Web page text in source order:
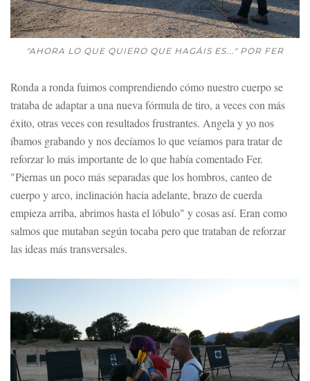
"AHORA LO QUE QUIERO QUE HAGÁIS ES..." POR FER
Ronda a ronda fuimos comprendiendo cómo nuestro cuerpo se
trataba de adaptar a una nueva fórmula de tiro, a veces con más
éxito, otras veces con resultados frustrantes. Angela y yo nos
íbamos grabando y nos decíamos lo que veíamos para tratar de
reforzar lo más importante de lo que había comentado Fer.
"Piernas un poco más separadas que los hombros, canteo de
cuerpo y arco, inclinación hacia adelante, brazo de cuerda
empieza arriba, abrimos hasta el lóbulo" y cosas así. Eran como
salmos que mutaban según tocaba pero que trataban de reforzar
las ideas más transversales.